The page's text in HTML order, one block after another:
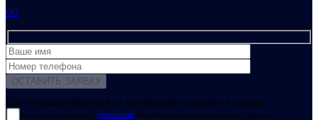
GO
Для отправки формы вам необходимо принять условия:
прочитал и согласен с условиями обработки своих персональных данных